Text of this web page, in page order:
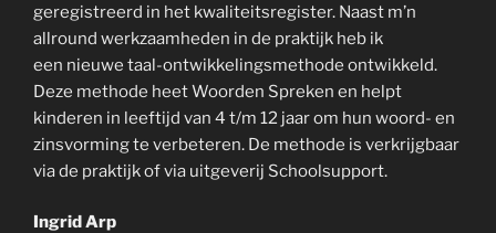
geregistreerd in het kwaliteitsregister. Naast m’n
allround werkzaamheden in de praktijk heb ik
een nieuwe taal-ontwikkelingsmethode ontwikkeld.
Deze methode heet Woorden Spreken en helpt
kinderen in leeftijd van 4 t/m 12 jaar om hun woord- en
zinsvorming te verbeteren. De methode is verkrijgbaar
via de praktijk of via uitgeverij Schoolsupport.
Ingrid Arp